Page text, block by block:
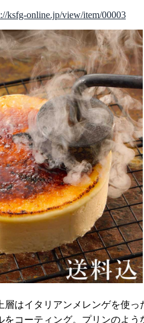
ksfg-online.jp/view/item/00003
はイタリアンメレンゲを使
をコーティング。プリンのよ